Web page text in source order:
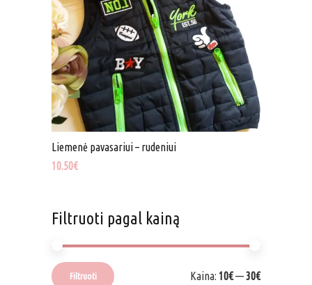
Liemenė pavasariui – rudeniui
10.50€
Filtruoti pagal kainą
Min
Maks
Filtruoti Kaina: 10€—30€